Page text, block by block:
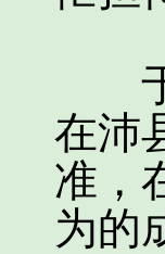
于
在沛
准，
为的